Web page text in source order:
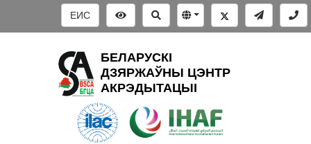
ЕИС
БЕЛАРУСКІ
ДЗЯРЖАЎНЫ ЦЭНТР
АКРЭДЫТАЦЫІ